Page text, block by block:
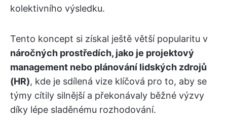
kolektivního výsledku.
Tento koncept si získal ještě větší popularitu v
náročných prostředích, jako je projektový
management nebo plánování lidských zdrojů
(HR), kde je sdílená vize klíčová pro to, aby se
týmy cítily silnější a překonávaly běžné výzvy
díky lépe sladěnému rozhodování.